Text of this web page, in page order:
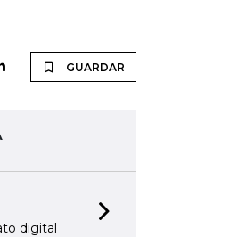
GUARDAR
digital